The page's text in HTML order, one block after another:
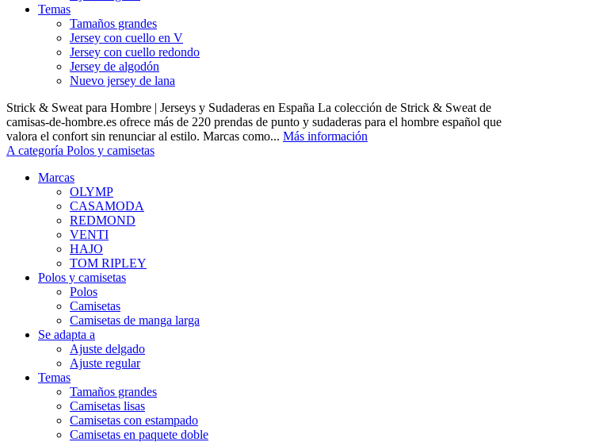
Temas
Tamaños grandes
Jersey con cuello en V
Jersey con cuello redondo
Jersey de algodón
Nuevo jersey de lana
Strick & Sweat para Hombre | Jerseys y Sudaderas en España La colección de Strick & Sweat de
camisas-de-hombre.es ofrece más de 220 prendas de punto y sudaderas para el hombre español que
valora el confort sin renunciar al estilo. Marcas como... Más información
A categoría Polos y camisetas
Marcas
OLYMP
CASAMODA
REDMOND
VENTI
HAJO
TOM RIPLEY
Polos y camisetas
Polos
Camisetas
Camisetas de manga larga
Se adapta a
Ajuste delgado
Ajuste regular
Temas
Tamaños grandes
Camisetas lisas
Camisetas con estampado
Camisetas en paquete doble